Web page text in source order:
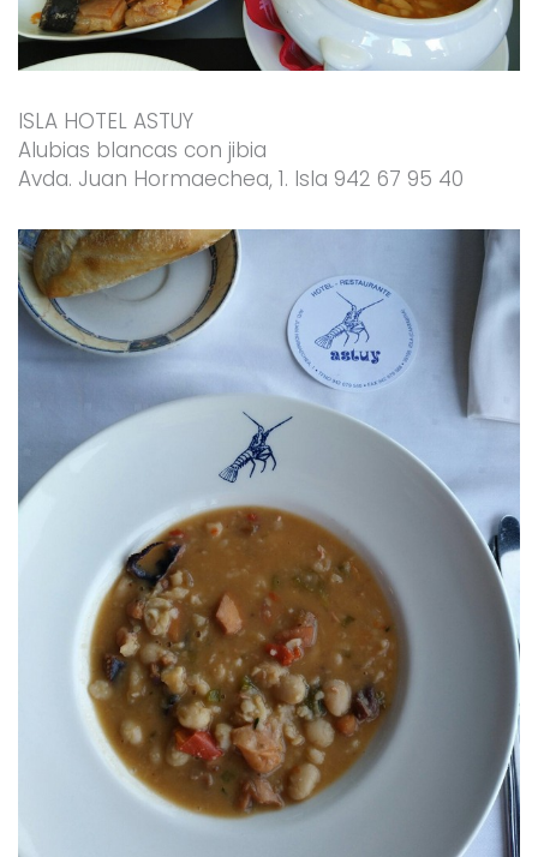
ISLA HOTEL ASTUY
Alubias blancas con jibia
Avda. Juan Hormaechea, 1. Isla 942 67 95 40